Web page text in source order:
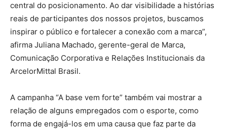
central do posicionamento. Ao dar visibilidade a histórias
reais de participantes dos nossos projetos, buscamos
inspirar o público e fortalecer a conexão com a marca”,
afirma Juliana Machado, gerente-geral de Marca,
Comunicação Corporativa e Relações Institucionais da
ArcelorMittal Brasil.
A campanha “A base vem forte” também vai mostrar a
relação de alguns empregados com o esporte, como
forma de engajá-los em uma causa que faz parte da